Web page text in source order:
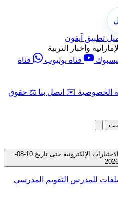
تطبيق آيفون
وأخبار التربية
قناة يوتيوب
قناة
الخصوصية ✉️ اتصل بنا ⚖️ حقوق
جميع الملفات المتوفرة في قسم الاختبارات الإلكترونية حتى تاريخ 10-08-
2026
للمدرس التقويم المدرسي